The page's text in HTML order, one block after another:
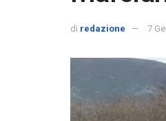
di redazione 7